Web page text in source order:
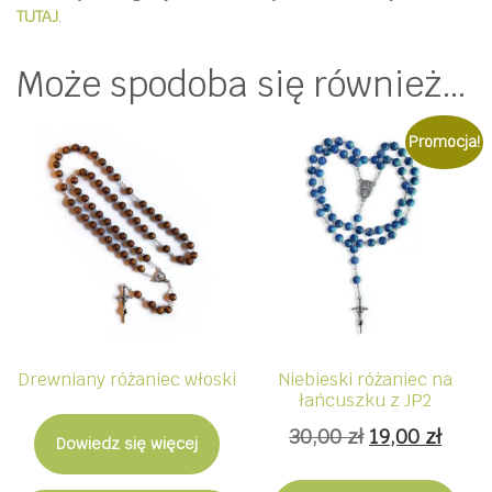
TUTAJ.
Może spodoba się również…
Drewniany różaniec włoski
Dowiedz się więcej
Promocja!
Niebieski różaniec na
łańcuszku z JP2
30,00zł Pierwotna
19,00 zł